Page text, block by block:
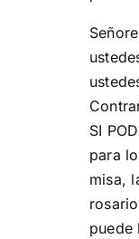
SI
para
misa,
puede